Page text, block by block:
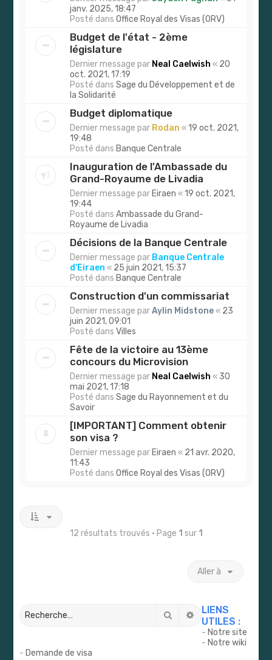
janv. 2025, 18:47
Posté dansOffice Royal des Visas (ORV)
Budget de l'état - 2ème
législature
Dernier message par Neal Caelwish « 20
oct. 2021, 17:19
Posté dansSage du Développement et de
la Solidarité
Budget diplomatique
Dernier message par Rodan «19 oct. 2021,
19:48
Posté dans Banque Centrale
Inauguration de l'Ambassade du
Grand-Royaume de Livadia
Dernier message par Eiraen «19 oct. 2021,
19:44
Posté dansAmbassade du Grand-
Royaume de Livadia
Décisions de la Banque Centrale
Dernier message par Banque Centrale
d'Eiraen « 25 juin 2021, 15:37
Posté dans Banque Centrale
Construction d'un commissariat
Dernier message parAylin Midstone« 23
juin 2021, 09:01
Posté dansVilles
Fête de la victoire au 13ème
concours du Microvision
Dernier message par Neal Caelwish « 30
mai 2021, 17:18
Posté dansSage du Rayonnement et du
Savoir
[IMPORTANT] Comment obtenir
son visa ?
Dernier message par Eiraen « 21 avr. 2020,
11:43
Posté dansOffice Royal des Visas (ORV)
12 résultats trouvés • Page 1 sur 1
Aller à
RechercherRecherche
LIENS
UTILES :
- Notre site
- Notre wiki
- Demande de visa